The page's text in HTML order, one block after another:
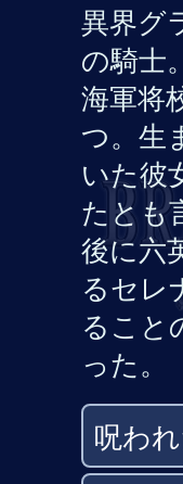
異界グ
の騎士。
海軍将
つ。生
いた彼
たとも
後に六
るセレ
ること
った。
呪わ